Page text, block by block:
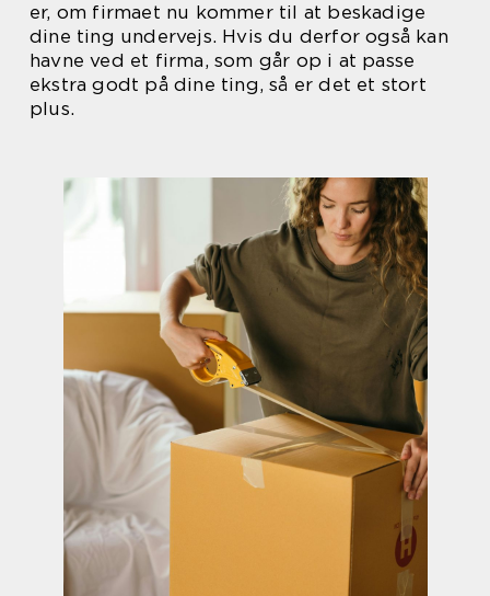
er, om firmaet nu kommer til at beskadige
dine ting undervejs. Hvis du derfor også kan
havne ved et firma, som går op i at passe
ekstra godt på dine ting, så er det et stort
plus.